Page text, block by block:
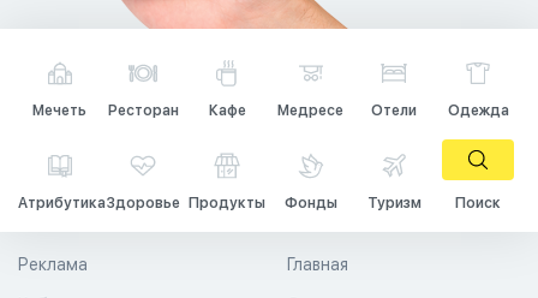
Мечеть Ресторан Кафе Медресе Отели Одежда
АтрибутикаЗдоровье Продукты Фонды Туризм Поиск
Главная
Реклама